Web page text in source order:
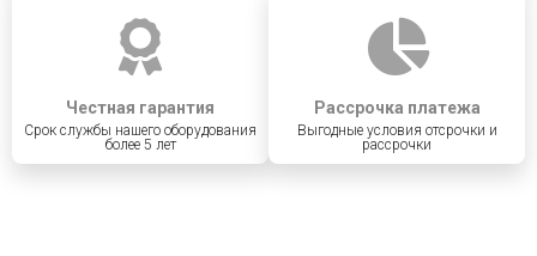
Честная гарантия
Срок службы нашего оборудования
более 5 лет
Рассрочка платежа
Выгодные условия отсрочки и
рассрочки